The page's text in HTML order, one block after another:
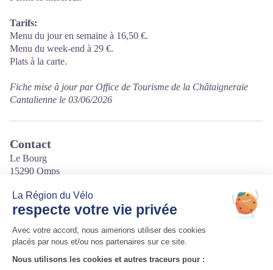
Tarifs:
Menu du jour en semaine à 16,50 €.
Menu du week-end à 29 €.
Plats à la carte.
Fiche mise à jour par Office de Tourisme de la Châtaigneraie
Cantalienne le 03/06/2026
Contact
Le Bourg
15290 Omps
Courriel:
alamaisomps.chas@gmail.com
Site internet:
https://alamaisomps.eatbu.com/?lang=fr